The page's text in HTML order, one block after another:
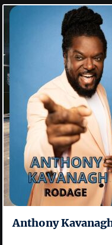
Anthony